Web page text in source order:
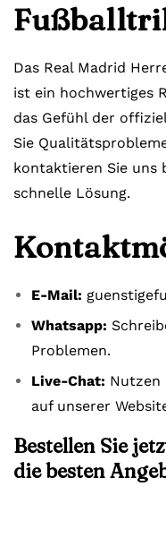
Das Real Madrid
ist ein hochwertiges
das Gefühl der
Sie
kontaktieren Sie uns
schnelle Lösung.
E-Mail:
Whatsapp:
Problemen.
Live-Chat: Nutzen
auf unserer
Bestellen Sie
die besten